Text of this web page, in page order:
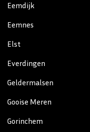
Eemdijk
Eemnes
Elst
Everdingen
Geldermalsen
Gooise Meren
Gorinchem